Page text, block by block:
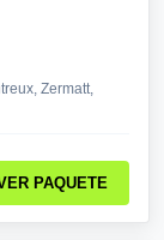
Zermatt,
PAQUETE